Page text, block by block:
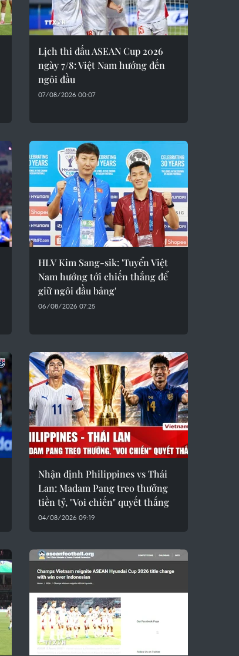
Lịch thi đấu ASEAN Cup 2026
ngày 7/8: Việt Nam hướng đến
ngôi đầu
07/08/2026 00:07
HLV Kim Sang-sik: 'Tuyển Việt
Nam hướng tới chiến thắng để
giữ ngôi đầu bảng'
06/08/2026 07:25
Nhận định Philippines vs Thái
Lan: Madam Pang treo thưởng
tiền tỷ, "Voi chiến" quyết thắng
04/08/2026 09:19